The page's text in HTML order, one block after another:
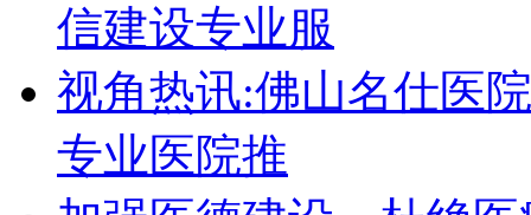
信建设专业服
视角热讯:佛山名仕医
专业医院推